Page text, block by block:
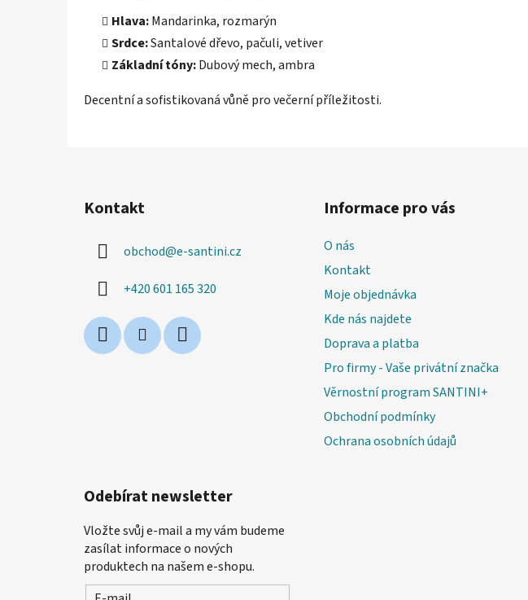
Hlava:Mandarinka, rozmarýn
Srdce:Santalové dřevo, pačuli, vetiver
Základní tóny:Dubový mech, ambra
Decentní a sofistikovaná vůně pro večerní příležitosti.
Kontakt
obchod@e-santini.cz
+420 601 165 320
Informace pro vás
O nás
Kontakt
Moje objednávka
Kde nás najdete
Doprava a platba
Pro firmy - Vaše privátní značka
Věrnostní program SANTINI+
Obchodní podmínky
Ochrana osobních údajů
Odebírat newsletter
Vložte svůj e-mail a my vám budeme
zasílat informace o nových
produktech na našem e-shopu.